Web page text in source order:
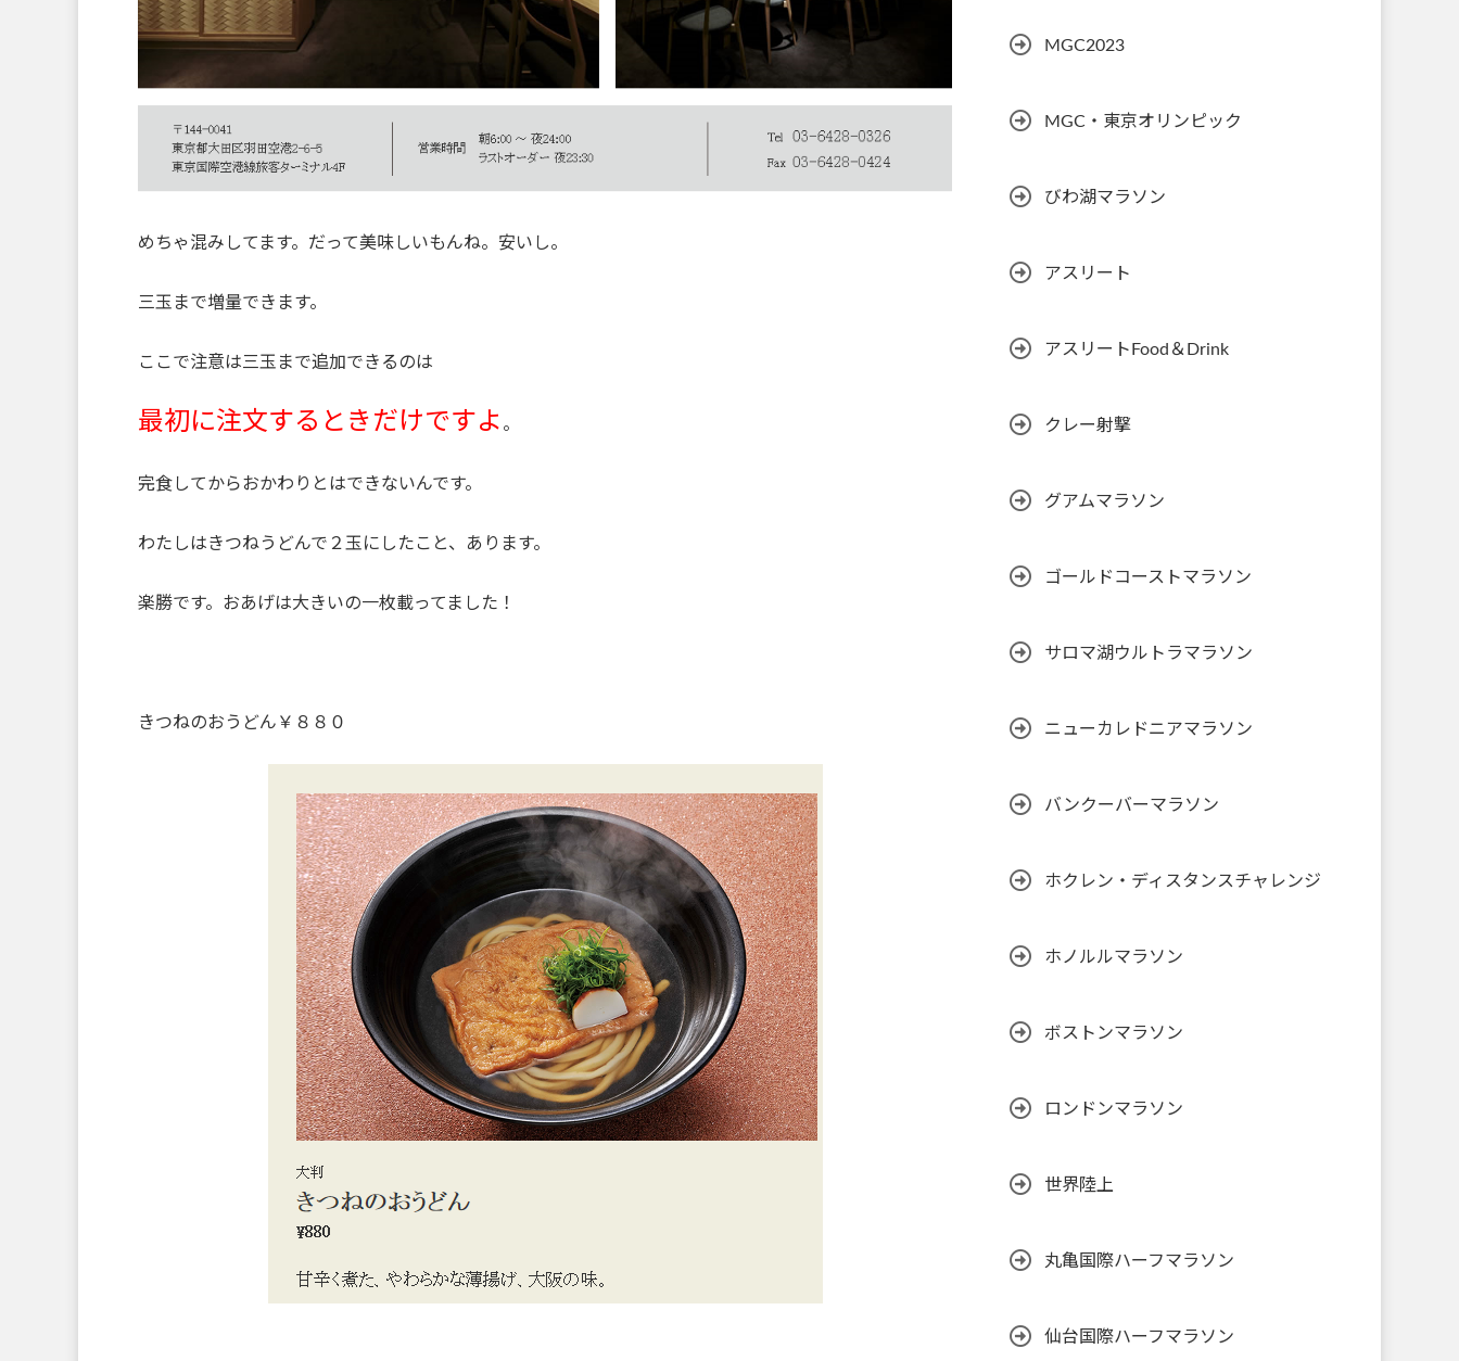
めちゃ混みしてます。だって美味しいもんね。安いし。
三玉まで増量できます。
ここで注意は三玉まで追加できるのは
最初に注文するときだけですよ 。
完食してからおかわりとはできないんです。
わたしはきつねうどんで２玉にしたこと、あります。
楽勝です。おあげは大きいの一枚載ってました！
きつねのおうどん￥８８０
MGC2023
MGC・東京オリンピック
びわ湖マラソン
アスリート
アスリートFood＆Drink
クレー射撃
グアムマラソン
ゴールドコーストマラソン
サロマ湖ウルトラマラソン
ニューカレドニアマラソン
バンクーバーマラソン
ホクレン・ディスタンスチャレンジ
ホノルルマラソン
ボストンマラソン
ロンドンマラソン
世界陸上
丸亀国際ハーフマラソン
仙台国際ハーフマラソン